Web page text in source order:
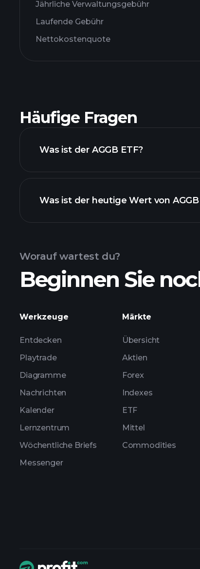
Jährliche Verwaltungsgebühr
Laufende Gebühr
Nettokostenquote
Häufige Fragen
Was ist der AGGB ETF?
Was ist der heutige Wert von AGGB
Worauf wartest du?
Beginnen Sie
Werkzeuge
Entdecken
Playtrade
Diagramme
Nachrichten
Kalender
Lernzentrum
Wöchentliche Briefs
Messenger
Märkte
Übersicht
Aktien
Forex
Indexes
ETF
Mittel
Commodities